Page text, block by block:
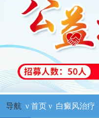
导航 ν 首页ν 白癜风治疗